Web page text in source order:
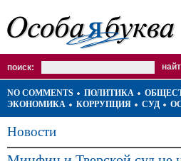
поиск:
NO COMMENTS ПОЛИТИКА
ЭКОНОМИКА
КОРРУПЦИЯ СУД
Новости